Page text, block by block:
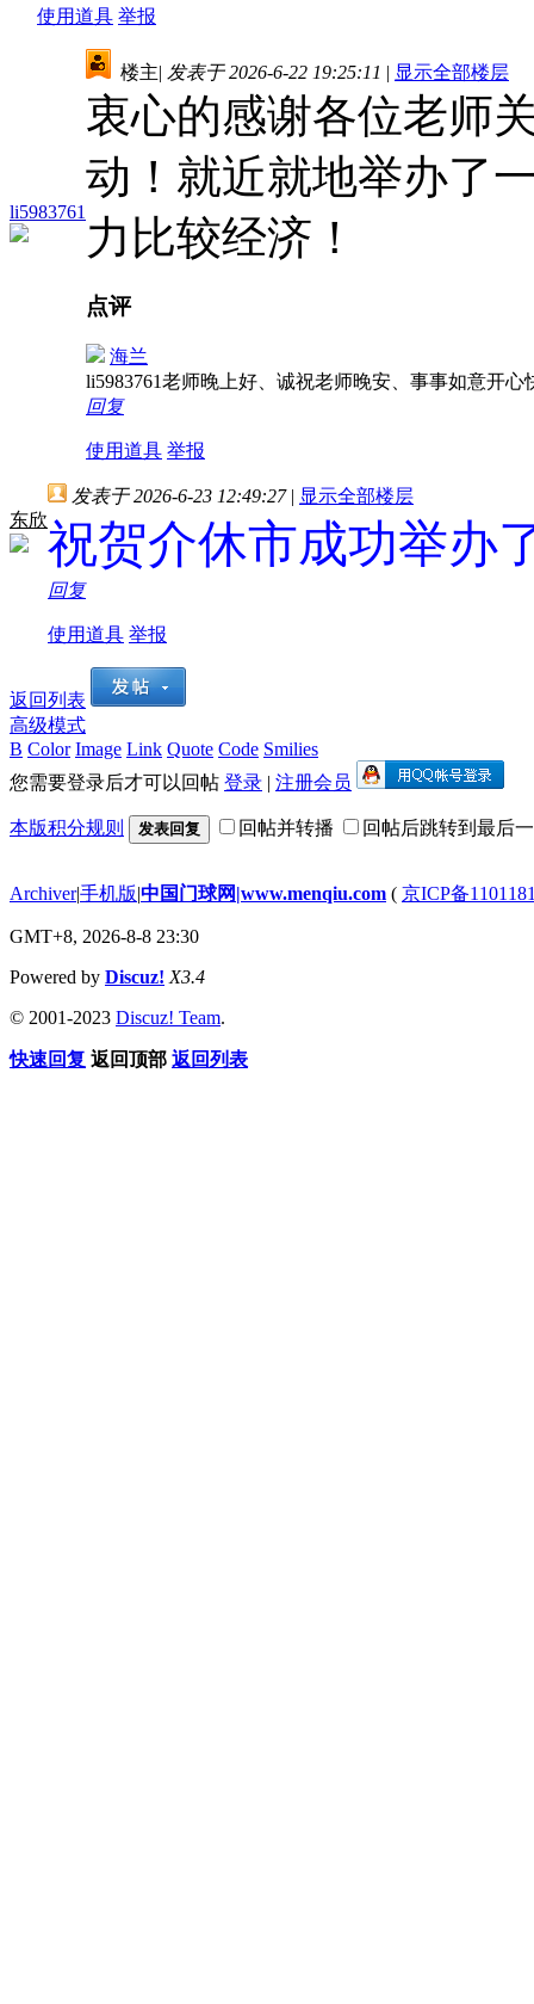
使用道具 举报
li5983761
楼主| 发表于 2026-6-22 19:25:11 | 显示全部楼层
衷心的感谢各位老师
动！就近就地举办了
力比较经济！
点评
海兰
li5983761老师晚上好、诚祝老师晚安、事事如意开
回复
使用道具 举报
东欣
发表于 2026-6-23 12:49:27 | 显示全部楼层
祝贺介休市成功举办
回复
使用道具 举报
返回列表
高级模式
B Color Image Link Quote Code Smilies
您需要登录后才可以回帖 登录 | 注册会员
本版积分规则 发表回复 回帖并转播 回帖后跳转到最后
Archiver|手机版|中国门球网|www.menqiu.com ( 京ICP备
GMT+8, 2026-8-8 23:30
Powered by Discuz! X3.4
© 2001-2023 Discuz! Team.
快速回复 返回顶部 返回列表